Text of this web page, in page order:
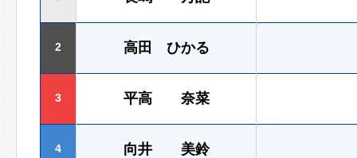
2 高田 ひかる
3 平高 奈菜
4 向井 美鈴